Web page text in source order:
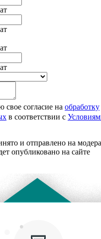
свое согласие на обработку
в соответствии с
и отправлено на
опубликовано на сайте